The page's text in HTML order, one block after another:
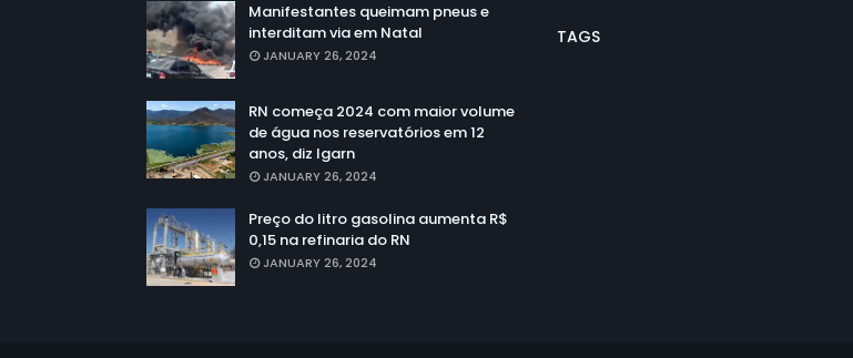
Manifestantes queimam pneus e
interditam via em Natal
JANUARY 26, 2024
RN começa 2024 com maior volume
de água nos reservatórios em 12
anos, diz Igarn
JANUARY 26, 2024
Preço do litro gasolina aumenta R$
0,15 na refinaria do RN
JANUARY 26, 2024
TAGS